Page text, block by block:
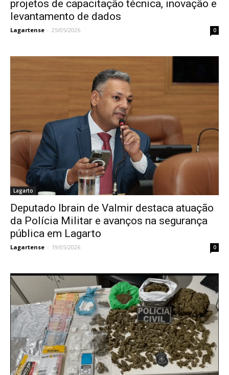
projetos de capacitação técnica, inovação e
levantamento de dados
Lagartense - 25/05/2026 0
Lagarto
Deputado Ibrain de Valmir destaca atuação
da Polícia Militar e avanços na segurança
pública em Lagarto
Lagartense - 19/05/2026 0